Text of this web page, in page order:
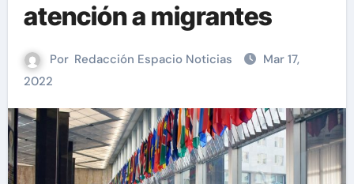
atención a migrantes
Por Redacción Espacio Noticias
Mar 17,
2022